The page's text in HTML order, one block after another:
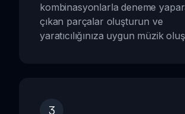
kombinasyonlarla deneme
çıkan parçalar oluşturun ve
yaratıcılığınıza uygun müzik
3